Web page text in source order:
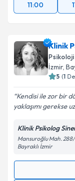
11:00
Klinik
Psikoloji
İzmir,
5 (1
Kendisi ile zor bir
yaklaşımı gerekse
Klinik Psikolog
Mansuroğlu Mah.
Bayraklı İzmir
Randevu